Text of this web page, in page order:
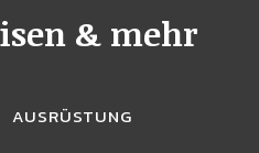
& mehr
AUSRÜSTUNG